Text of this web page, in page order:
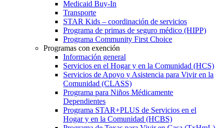
Medicaid Buy-In
Transporte
STAR Kids – coordinación de servicios
Programa de primas de seguro médico (HIPP)
Programa Community First Choice
Programas con exención
Información general
Servicios en el Hogar y en la Comunidad (HCS)
Servicios de Apoyo y Asistencia para Vivir en la
Comunidad (CLASS)
Programa para Niños Médicamente
Dependientes
Programa STAR+PLUS de Servicios en el
Hogar y en la Comunidad (HCBS)